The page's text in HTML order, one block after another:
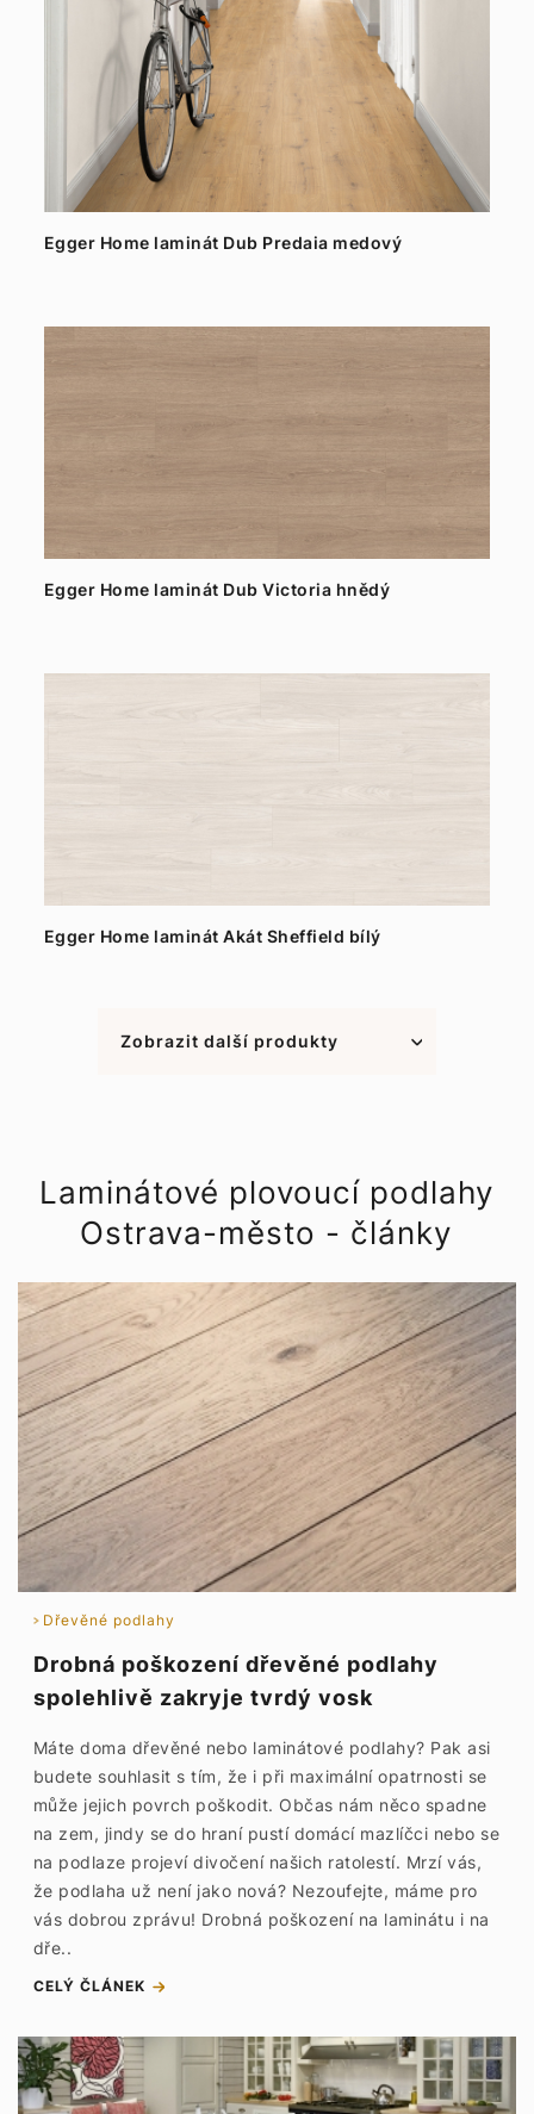
Egger Home laminát Dub Predaia medový
Egger Home laminát Dub Victoria hnědý
Egger Home laminát Akát Sheffield bílý
Zobrazit další produkty
Laminátové plovoucí podlahy
Ostrava-město - články
Dřevěné podlahy
Drobná poškození dřevěné podlahy
spolehlivě zakryje tvrdý vosk
Máte doma dřevěné nebo laminátové podlahy? Pak asi
budete souhlasit s tím, že i při maximální opatrnosti se
může jejich povrch poškodit. Občas nám něco spadne
na zem, jindy se do hraní pustí domácí mazlíčci nebo se
na podlaze projeví divočení našich ratolestí. Mrzí vás,
že podlaha už není jako nová? Nezoufejte, máme pro
vás dobrou zprávu! Drobná poškození na laminátu i na
dře..
CELÝ ČLÁNEK